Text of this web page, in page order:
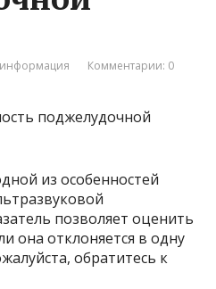
Комментарии: 0
из особенностей
позволяет оценить
она отклоняется в одну
обратитесь к